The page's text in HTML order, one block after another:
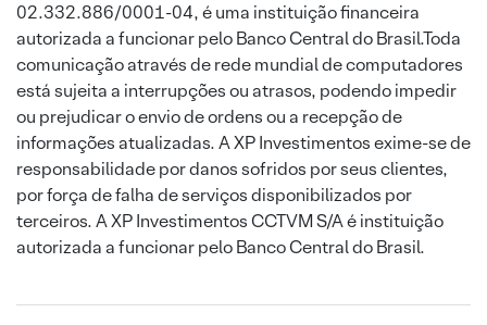
02.332.886/0001-04, é uma instituição financeira
autorizada a funcionar pelo Banco Central do Brasil.Toda
comunicação através de rede mundial de computadores
está sujeita a interrupções ou atrasos, podendo impedir
ou prejudicar o envio de ordens ou a recepção de
informações atualizadas. A XP Investimentos exime-se de
responsabilidade por danos sofridos por seus clientes,
por força de falha de serviços disponibilizados por
terceiros. A XP Investimentos CCTVM S/A é instituição
autorizada a funcionar pelo Banco Central do Brasil.